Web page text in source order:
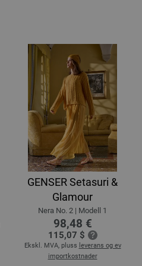
GENSER Setasuri &
Glamour
Nera No. 2 | Modell 1
98,48 €
115,07 $
Ekskl. MVA, pluss leverans og ev
importkostnader